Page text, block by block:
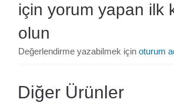
için yorum yapan ilk
olun
Değerlendirme yazabilmek için oturum
Diğer Ürünler